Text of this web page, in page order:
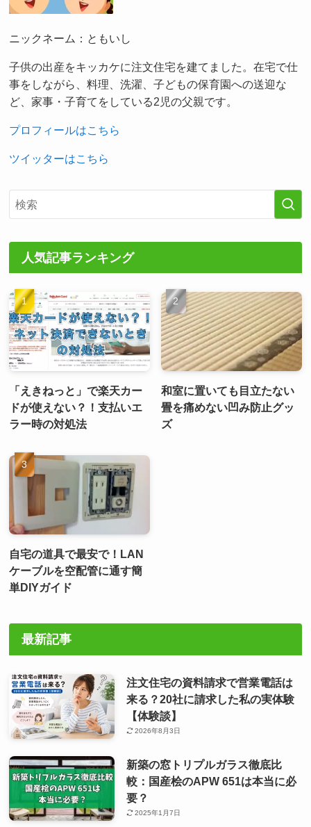
ニックネーム：ともいし
子供の出産をキッカケに注文住宅を建てました。在宅で仕
事をしながら、料理、洗濯、子どもの保育園への送迎な
ど、家事・子育てをしている2児の父親です。
プロフィールはこちら
ツイッターはこちら
人気記事ランキング
「えきねっと」で楽天カー
ドが使えない？！支払いエ
ラー時の対処法
和室に置いても目立たない
畳を痛めない凹み防止グッ
ズ
自宅の道具で最安で！LAN
ケーブルを空配管に通す簡
単DIYガイド
最新記事
注文住宅の資料請求で営業電話は
来る？20社に請求した私の実体験
【体験談】
2026年8月3日
新築の窓トリプルガラス徹底比
較：国産桧のAPW 651は本当に必
要？
2025年1月7日